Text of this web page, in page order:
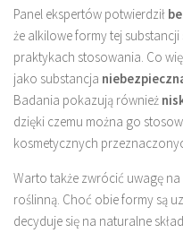
Panel ekspertów potwierdził
że alkilowe formy tej
praktykach stosowania. Co
jako substancja
Badania pokazują również
dzięki czemu można go
kosmetycznych
Warto także zwrócić uwagę
roślinną. Choć obie formy są
decyduje się na naturalne